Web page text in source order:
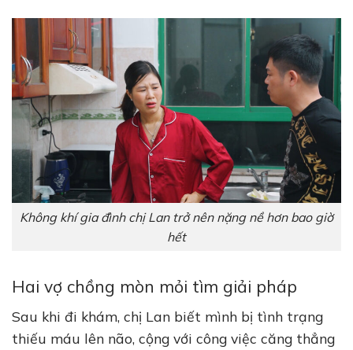
Không khí gia đình chị Lan trở nên nặng nề hơn bao giờ
hết
Hai vợ chồng mòn mỏi tìm giải pháp
Sau khi đi khám, chị Lan biết mình bị tình trạng
thiếu máu lên não, cộng với công việc căng thẳng